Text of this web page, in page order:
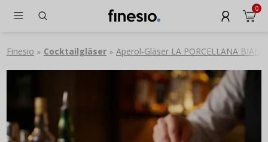
0
Finesio » Cocktailgläser » Aperol-Gläser LA PORCELLANA